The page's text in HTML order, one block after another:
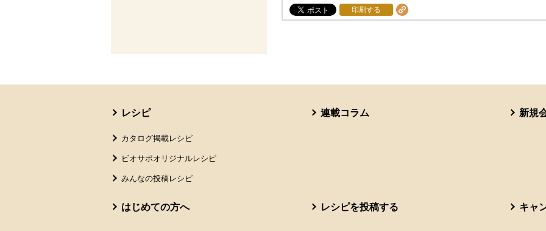
印刷する
レシピ
カタログ掲載レシピ
ビオサポオリジナルレシピ
みんなの投稿レシピ
連載コラム 新規
はじめての方へ レシピを投稿する キャ